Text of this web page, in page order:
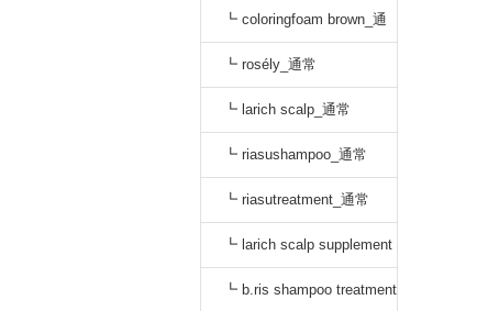
常
┗ coloringfoam brown_通
常
┗ rosély_通常
┗ larich scalp_通常
┗ riasushampoo_通常
┗ riasutreatment_通常
┗ larich scalp supplement
_通常
┗ b.ris shampoo treatment